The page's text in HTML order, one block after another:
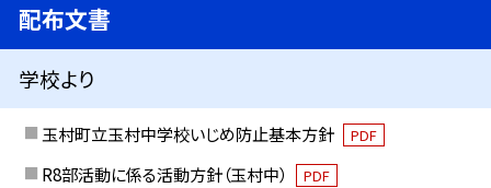
配布文書
学校より
玉村町立玉村中学校いじめ防止基本方針 PDF
R8部活動に係る活動方針（玉村中） PDF